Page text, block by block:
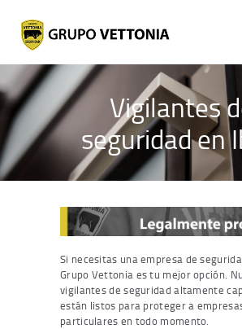
Vigilantes
seguridad en
SEGURIDAD
SERVICIOS
EMPLEO
GRUPO
CONTACTO
Si necesitas una empresa de
Grupo Vettonia es tu mejor opción.
vigilantes de seguridad altamente
están listos para proteger a
particulares en todo momento.